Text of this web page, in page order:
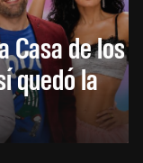
Casa de los
quedó la